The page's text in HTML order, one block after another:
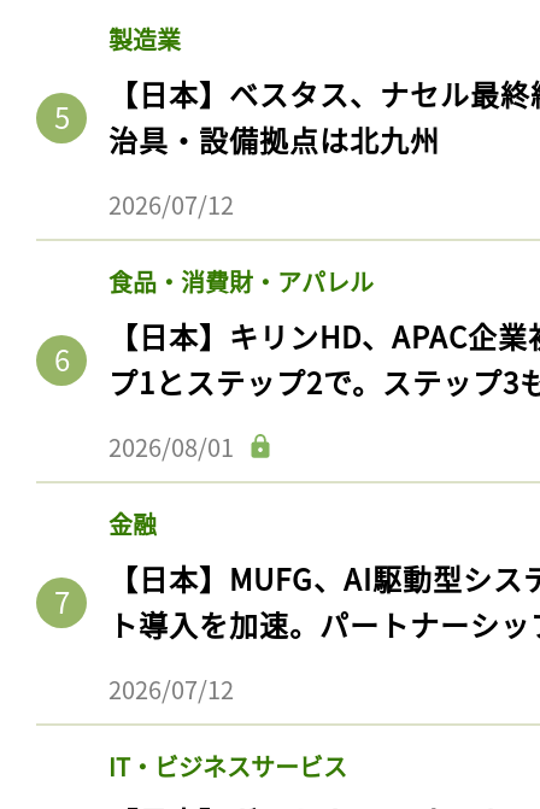
製造業
【日本】ベスタス、ナセル最
治具・設備拠点は北九州
2026/07/12
食品・消費財・アパレル
【日本】キリンHD、APAC企
プ1とステップ2で。ステップ3
2026/08/01
金融
【日本】MUFG、AI駆動型シ
ト導入を加速。パートナーシ
2026/07/12
IT・ビジネスサービス